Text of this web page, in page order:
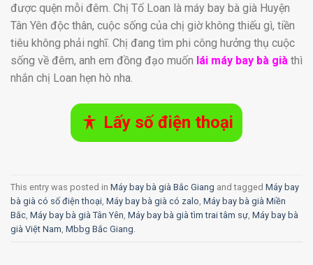
được quện mỗi đêm. Chị Tố Loan là máy bay bà già Huyện
Tân Yên độc thân, cuộc sống của chị giờ không thiếu gì, tiền
tiêu không phải nghĩ. Chị đang tìm phi công hưởng thụ cuộc
sống về đêm, anh em đồng đạo muốn lái máy bay bà già thì
nhắn chị Loan hẹn hò nha.
Lấy số điện thoại
This entry was posted in Máy bay bà già Bắc Giang and tagged Máy bay
bà già có số điện thoại Máy bay bà già có zalo Máy bay bà già Miền
Bắc Máy bay bà già Tân Yên Máy bay bà già tìm trai tâm sự Máy bay bà
già Việt Nam Mbbg Bắc Giang